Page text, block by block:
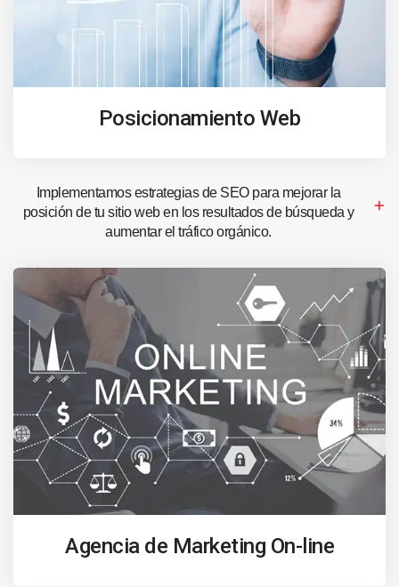
Posicionamiento Web
Implementamos estrategias de SEO para mejorar la
posición de tu sitio web en los resultados de búsqueda y
aumentar el tráfico orgánico.
Agencia de Marketing On-line